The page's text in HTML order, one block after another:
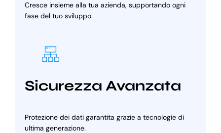
Cresce insieme alla tua azienda, supportando ogni
fase del tuo sviluppo.
Sicurezza Avanzata
Protezione dei dati garantita grazie a tecnologie di
ultima generazione.